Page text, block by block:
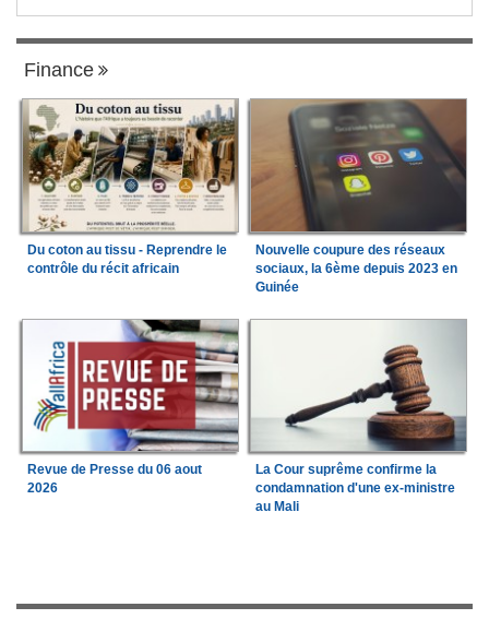
Finance
Du coton au tissu - Reprendre le
contrôle du récit africain
Nouvelle coupure des réseaux
sociaux, la 6ème depuis 2023 en
Guinée
Revue de Presse du 06 aout
2026
La Cour suprême confirme la
condamnation d'une ex-ministre
au Mali